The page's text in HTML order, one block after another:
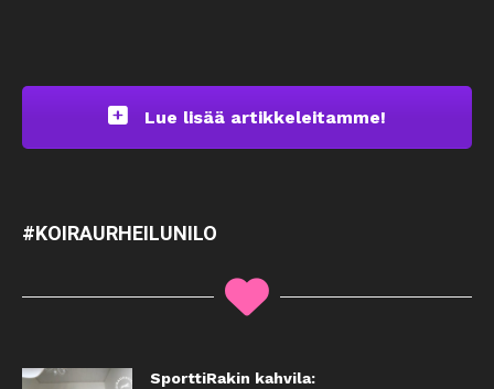
Lue lisää artikkeleitamme!
#KOIRAURHEILUNILO
SporttiRakin kahvila: